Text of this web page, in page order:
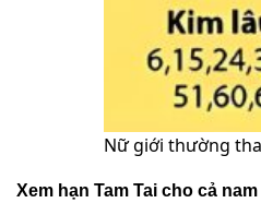
Nữ giới thường
Xem hạn Tam Tai cho cả